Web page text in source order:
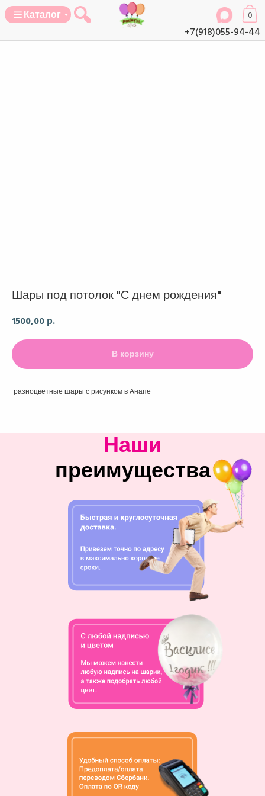
+7(918)055-94-44
0
Каталог
Шары под потолок "С днем рождения"
1500,00 р.
В корзину
разноцветные шары с рисунком в Анапе
Наши
преимущества